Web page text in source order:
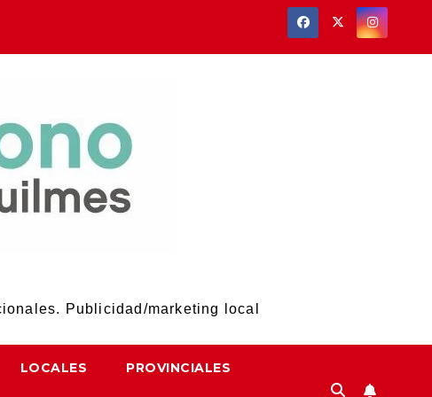
Publicidad/marketing local
LOCALES PROVINCIALES